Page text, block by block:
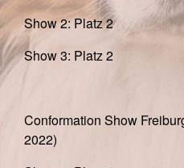
Show 2: Platz 2
Show 3: Platz 2
Conformation Show
2022)